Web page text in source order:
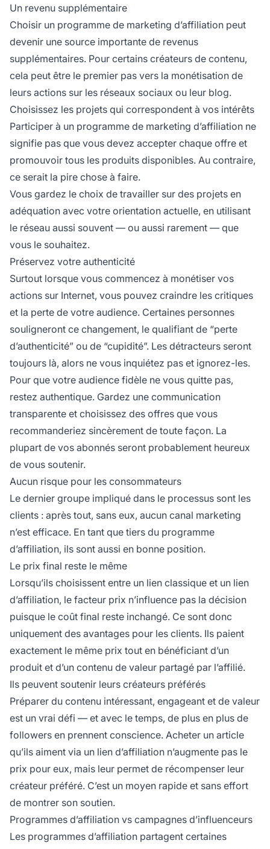
Un revenu supplémentaire
Choisir un programme de marketing d’affiliation peut
devenir une source importante de revenus
supplémentaires. Pour certains créateurs de contenu,
cela peut être le premier pas vers la monétisation de
leurs actions sur les réseaux sociaux ou leur blog.
Choisissez les projets qui correspondent à vos intérêts
Participer à un programme de marketing d’affiliation ne
signifie pas que vous devez accepter chaque offre et
promouvoir tous les produits disponibles. Au contraire,
ce serait la pire chose à faire.
Vous gardez le choix de travailler sur des projets en
adéquation avec votre orientation actuelle, en utilisant
le réseau aussi souvent — ou aussi rarement — que
vous le souhaitez.
Préservez votre authenticité
Surtout lorsque vous commencez à monétiser vos
actions sur Internet, vous pouvez craindre les critiques
et la perte de votre audience. Certaines personnes
souligneront ce changement, le qualifiant de “perte
d’authenticité” ou de “cupidité”. Les détracteurs seront
toujours là, alors ne vous inquiétez pas et ignorez-les.
Pour que votre audience fidèle ne vous quitte pas,
restez authentique. Gardez une communication
transparente et choisissez des offres que vous
recommanderiez sincèrement de toute façon. La
plupart de vos abonnés seront probablement heureux
de vous soutenir.
Aucun risque pour les consommateurs
Le dernier groupe impliqué dans le processus sont les
clients : après tout, sans eux, aucun canal marketing
n’est efficace. En tant que tiers du programme
d’affiliation, ils sont aussi en bonne position.
Le prix final reste le même
Lorsqu’ils choisissent entre un lien classique et un lien
d’affiliation, le facteur prix n’influence pas la décision
puisque le coût final reste inchangé. Ce sont donc
uniquement des avantages pour les clients. Ils paient
exactement le même prix tout en bénéficiant d’un
produit et d’un contenu de valeur partagé par l’affilié.
Ils peuvent soutenir leurs créateurs préférés
Préparer du contenu intéressant, engageant et de valeur
est un vrai défi — et avec le temps, de plus en plus de
followers en prennent conscience. Acheter un article
qu’ils aiment via un lien d’affiliation n’augmente pas le
prix pour eux, mais leur permet de récompenser leur
créateur préféré. C’est un moyen rapide et sans effort
de montrer son soutien.
Programmes d’affiliation vs campagnes d’influenceurs
Les programmes d’affiliation partagent certaines